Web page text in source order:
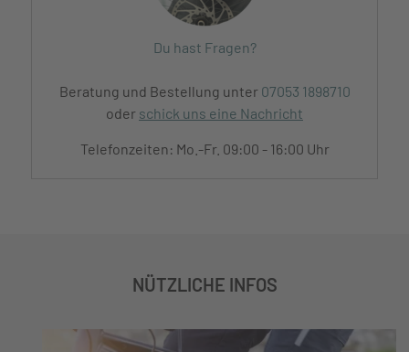
Du hast Fragen?
Beratung und Bestellung unter 07053 1898710
oder schick uns eine Nachricht
Telefonzeiten: Mo.-Fr. 09:00 - 16:00 Uhr
NÜTZLICHE INFOS